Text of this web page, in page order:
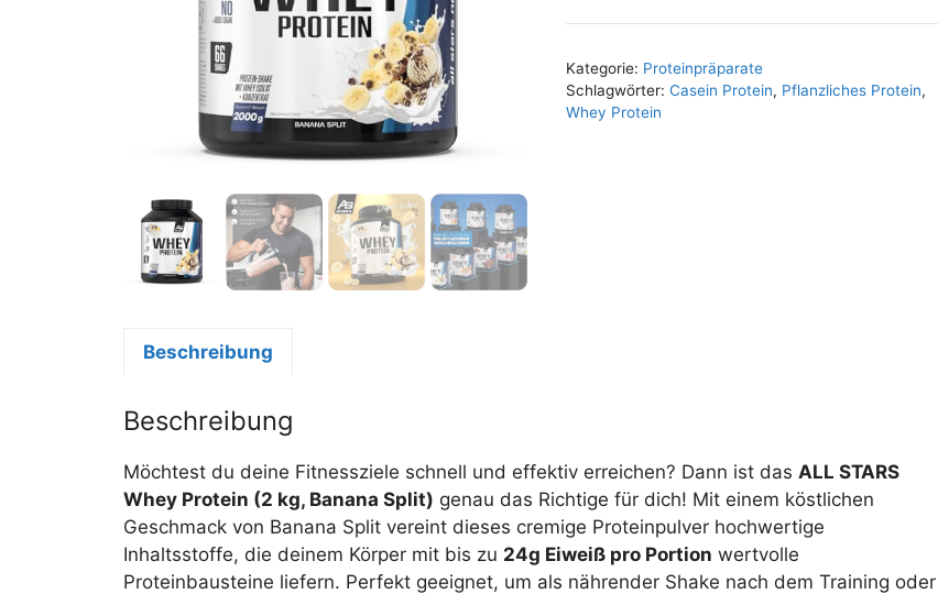
Kategorie: Proteinpräparate
Schlagwörter: Casein Protein, Pflanzliches Protein,
Whey Protein
Beschreibung
Beschreibung
Möchtest du deine Fitnessziele schnell und effektiv erreichen? Dann ist das ALL STARS
Whey Protein (2 kg, Banana Split) genau das Richtige für dich! Mit einem köstlichen
Geschmack von Banana Split vereint dieses cremige Proteinpulver hochwertige
Inhaltsstoffe, die deinem Körper mit bis zu 24g Eiweiß pro Portion wertvolle
Proteinbausteine liefern. Perfekt geeignet, um als nährender Shake nach dem Training oder